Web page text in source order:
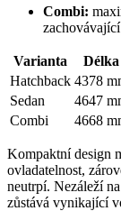
Combi:
Varianta Délka
Hatchback 4378
Sedan
4647
Combi
4668
Kompaktní design
ovladatelnost,
neutrpí. Nezáleží
zůstává vynikající